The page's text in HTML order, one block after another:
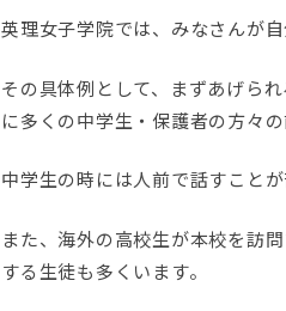
英理女子学院では、みなさんが
その具体例として、まずあげら
に多くの中学生・保護者の方々
中学生の時には人前で話すこと
また、海外の高校生が本校を訪
する生徒も多くいます。